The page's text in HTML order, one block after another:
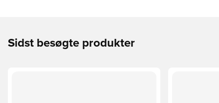
Sidst besøgte produkter